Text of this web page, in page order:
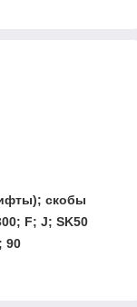
скобы
F; J; SK50
90